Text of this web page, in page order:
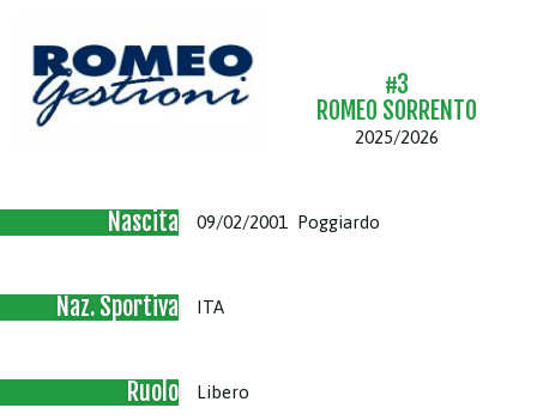
#3
ROMEO SORRENTO
2025/2026
Nascita 09/02/2001 Poggiardo
Naz. Sportiva ITA
Ruolo Libero